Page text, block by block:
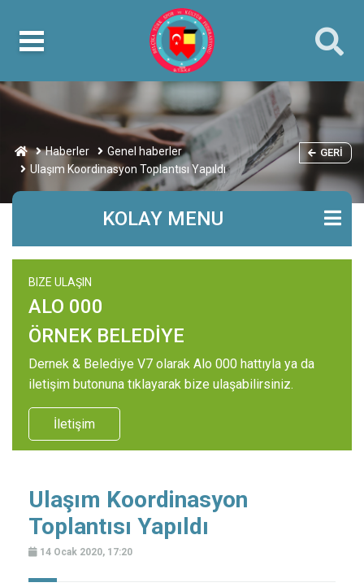
Haberler
Genel haberler
Ulaşım Koordinasyon Toplantısı Yapıldı
GERI
KOLAY MENU
BIZE ULAŞIN
ALO 000
ÖRNEK BELEDİYE
Dernek & Belediye V7 olarak Alo 000 hattıyla ya da
iletişim butonuna tıklayarak bize ulaşabilirsiniz.
İletişim
Ulaşım Koordinasyon
Toplantısı Yapıldı
14 Ocak 2020, 17:20